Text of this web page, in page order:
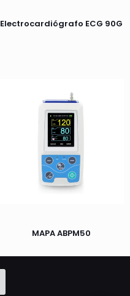
Electrocardiógrafo ECG 90G
MAPA ABPM50